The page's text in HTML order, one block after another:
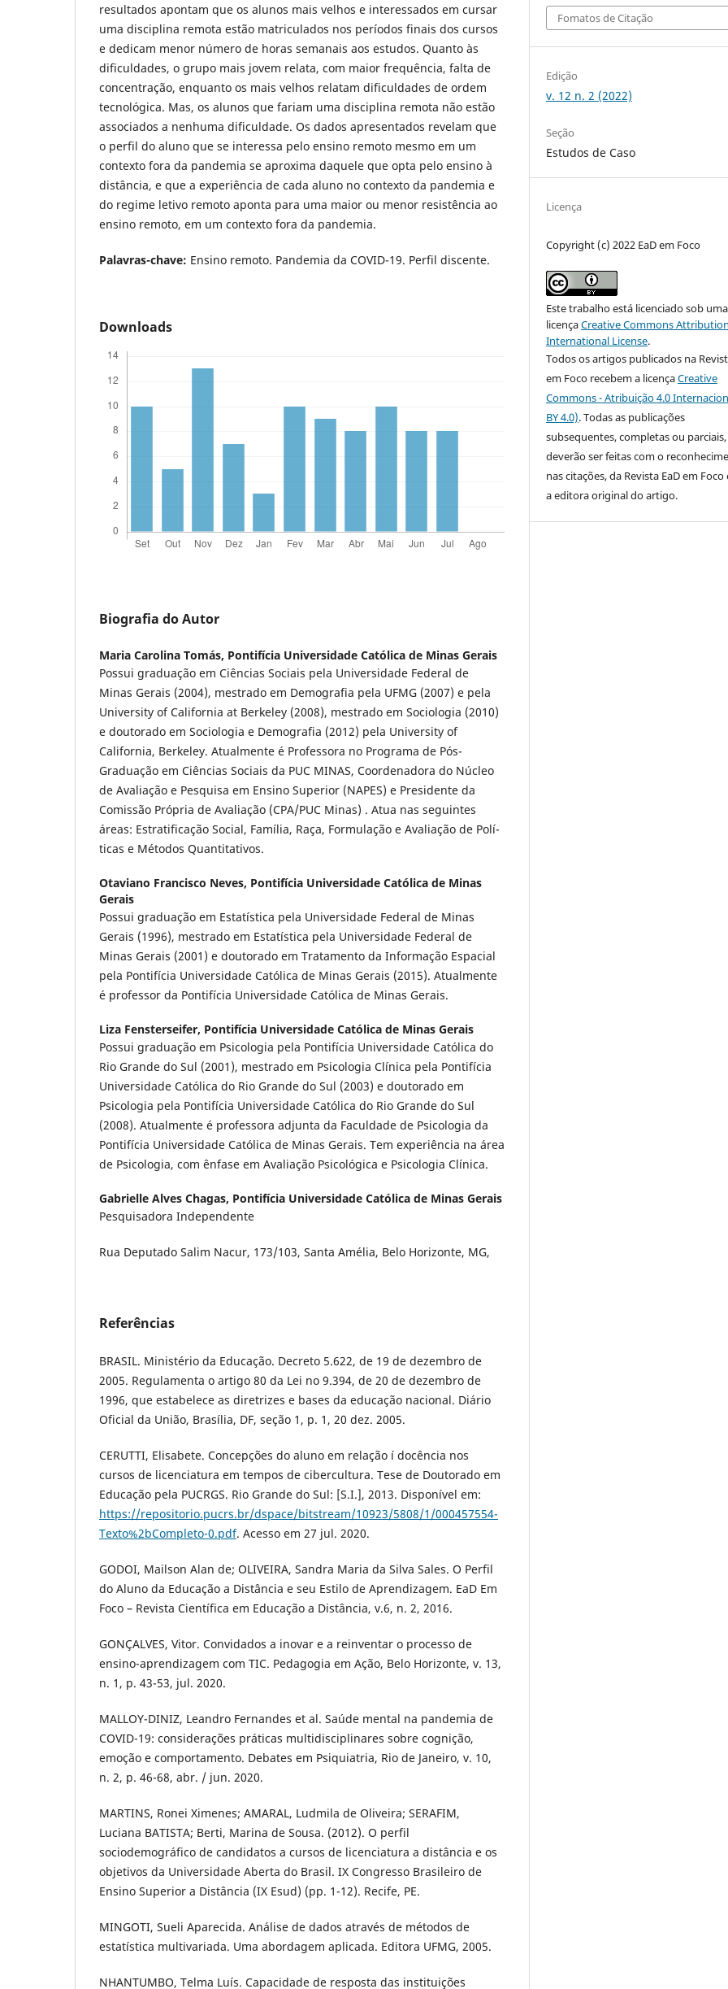
resultados apontam que os alunos mais velhos e interessados em cursar
uma disciplina remota estão matriculados nos períodos finais dos cursos
e dedicam menor número de horas semanais aos estudos. Quanto às
dificuldades, o grupo mais jovem relata, com maior frequência, falta de
concentração, enquanto os mais velhos relatam dificuldades de ordem
tecnológica. Mas, os alunos que fariam uma disciplina remota não estão
associados a nenhuma dificuldade. Os dados apresentados revelam que
o perfil do aluno que se interessa pelo ensino remoto mesmo em um
contexto fora da pandemia se aproxima daquele que opta pelo ensino à
distância, e que a experiência de cada aluno no contexto da pandemia e
do regime letivo remoto aponta para uma maior ou menor resistência ao
ensino remoto, em um contexto fora da pandemia.
Palavras-chave: Ensino remoto. Pandemia da COVID-19. Perfil discente.
Downloads
Biografia do Autor
Maria Carolina Tomás, Pontifí­cia Universidade Católica de Minas Gerais
Possui graduação em Ciências Sociais pela Universidade Federal de
Minas Gerais (2004), mestrado em Demografia pela UFMG (2007) e pela
University of California at Berkeley (2008), mestrado em Sociologia (2010)
e doutorado em Sociologia e Demografia (2012) pela University of
California, Berkeley. Atualmente é Professora no Programa de Pós-
Graduação em Ciências Sociais da PUC MINAS, Coordenadora do Núcleo
de Avaliação e Pesquisa em Ensino Superior (NAPES) e Presidente da
Comissão Própria de Avaliação (CPA/PUC Minas) . Atua nas seguintes
áreas: Estratificação Social, Famí­lia, Raça, Formulação e Avaliação de Polí­
ticas e Métodos Quantitativos.
Otaviano Francisco Neves, Pontifí­cia Universidade Católica de Minas
Gerais
Possui graduação em Estatí­stica pela Universidade Federal de Minas
Gerais (1996), mestrado em Estatí­stica pela Universidade Federal de
Minas Gerais (2001) e doutorado em Tratamento da Informação Espacial
pela Pontifí­cia Universidade Católica de Minas Gerais (2015). Atualmente
é professor da Pontifí­cia Universidade Católica de Minas Gerais.
Liza Fensterseifer, Pontifí­cia Universidade Católica de Minas Gerais
Possui graduação em Psicologia pela Pontifí­cia Universidade Católica do
Rio Grande do Sul (2001), mestrado em Psicologia Clí­nica pela Pontifí­cia
Universidade Católica do Rio Grande do Sul (2003) e doutorado em
Psicologia pela Pontifí­cia Universidade Católica do Rio Grande do Sul
(2008). Atualmente é professora adjunta da Faculdade de Psicologia da
Pontifí­cia Universidade Católica de Minas Gerais. Tem experiência na área
de Psicologia, com ênfase em Avaliação Psicológica e Psicologia Clí­nica.
Gabrielle Alves Chagas, Pontifí­cia Universidade Católica de Minas Gerais
Pesquisadora Independente
Rua Deputado Salim Nacur, 173/103, Santa Amélia, Belo Horizonte, MG,
Referências
BRASIL. Ministério da Educação. Decreto 5.622, de 19 de dezembro de
2005. Regulamenta o artigo 80 da Lei no 9.394, de 20 de dezembro de
1996, que estabelece as diretrizes e bases da educação nacional. Diário
Oficial da União, Brasí­lia, DF, seção 1, p. 1, 20 dez. 2005.
CERUTTI, Elisabete. Concepções do aluno em relação í docência nos
cursos de licenciatura em tempos de cibercultura. Tese de Doutorado em
Educação pela PUCRGS. Rio Grande do Sul: [S.I.], 2013. Disponí­vel em:
https://repositorio.pucrs.br/dspace/bitstream/10923/5808/1/000457554-
Texto%2bCompleto-0.pdf. Acesso em 27 jul. 2020.
GODOI, Mailson Alan de; OLIVEIRA, Sandra Maria da Silva Sales. O Perfil
do Aluno da Educação a Distância e seu Estilo de Aprendizagem. EaD Em
Foco – Revista Cientí­fica em Educação a Distância, v.6, n. 2, 2016.
GONÇALVES, Vitor. Convidados a inovar e a reinventar o processo de
ensino-aprendizagem com TIC. Pedagogia em Ação, Belo Horizonte, v. 13,
n. 1, p. 43-53, jul. 2020.
MALLOY-DINIZ, Leandro Fernandes et al. Saúde mental na pandemia de
COVID-19: considerações práticas multidisciplinares sobre cognição,
emoção e comportamento. Debates em Psiquiatria, Rio de Janeiro, v. 10,
n. 2, p. 46-68, abr. / jun. 2020.
MARTINS, Ronei Ximenes; AMARAL, Ludmila de Oliveira; SERAFIM,
Luciana BATISTA; Berti, Marina de Sousa. (2012). O perfil
sociodemográfico de candidatos a cursos de licenciatura a distância e os
objetivos da Universidade Aberta do Brasil. IX Congresso Brasileiro de
Ensino Superior a Distância (IX Esud) (pp. 1-12). Recife, PE.
MINGOTI, Sueli Aparecida. Análise de dados através de métodos de
estatí­stica multivariada. Uma abordagem aplicada. Editora UFMG, 2005.
NHANTUMBO, Telma Luí­s. Capacidade de resposta das instituições
Fomatos de Citação
Edição
v. 12 n. 2 (2022)
Seção
Estudos de Caso
Licença
Copyright (c) 2022 EaD em Foco
Este trabalho está licenciado sob uma
licençaCreative Commons
International License.
Todos os artigos publicados na
em Foco recebem a licençaCreative
Commons - Atribuição 4.0
BY 4.0). Todas as publicações
subsequentes, completas ou parciais,
deverão ser feitas com o
nas citações, da Revista EaD em
a editora original do artigo.